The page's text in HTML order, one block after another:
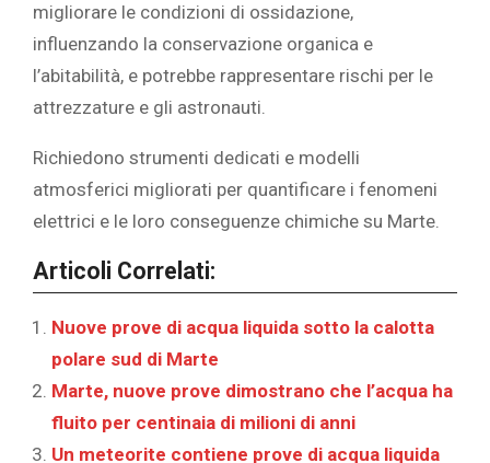
migliorare le condizioni di ossidazione,
influenzando la conservazione organica e
l’abitabilità, e potrebbe rappresentare rischi per le
attrezzature e gli astronauti.
Richiedono strumenti dedicati e modelli
atmosferici migliorati per quantificare i fenomeni
elettrici e le loro conseguenze chimiche su Marte.
Articoli Correlati:
Nuove prove di acqua liquida sotto la calotta
polare sud di Marte
Marte, nuove prove dimostrano che l’acqua ha
fluito per centinaia di milioni di anni
Un meteorite contiene prove di acqua liquida